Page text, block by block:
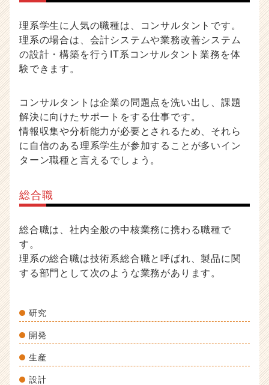
理系学生に人気の職種は、コンサルタントです。
理系の場合は、会計システムや業務改善システム
の設計・構築を行うIT系コンサルタント業務を体
験できます。
コンサルタントは企業の問題点を洗い出し、課題
解決に向けたサポートをする仕事です。
情報収集や分析能力が必要とされるため、それら
に自信のある理系学生が参加することが多いイン
ターン職種と言えるでしょう。
総合職
総合職は、社内全般の中核業務に携わる職種で
す。
理系の総合職は技術系総合職と呼ばれ、製品に関
する部門として次のような業務があります。
研究
開発
生産
設計